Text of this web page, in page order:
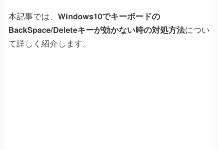
本記事では、 Windows10でキーボードの
BackSpace/Deleteキーが効かない時の対処方法につい
て詳しく紹介します。